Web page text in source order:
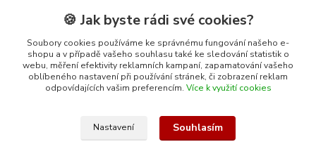
Kontakty
+420 608 400 554
(Po-Pá, 8-15 hod.)
ekohas@ekohas.cz
🍪 Jak byste rádi své cookies?
Soubory cookies používáme ke správnému fungování našeho e-
shopu a v případě vašeho souhlasu také ke sledování statistik o
webu, měření efektivity reklamních kampaní, zapamatování vašeho
oblíbeného nastavení při používání stránek, či zobrazení reklam
odpovídajících vašim preferencím. Více k využití cookies
Nastavení Souhlasím